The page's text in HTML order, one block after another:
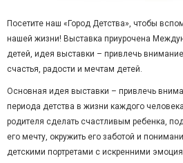
Посетите наш «Город Детства», чтобы
нашей жизни! Выставка приурочена
детей, идея выставки – привлечь
счастья, радости и мечтам детей.
Основная идея выставки – привлечь
периода детства в жизни каждого
родителя сделать счастливым ребенка,
его мечту, окружить его заботой и
детскими портретами с искренними